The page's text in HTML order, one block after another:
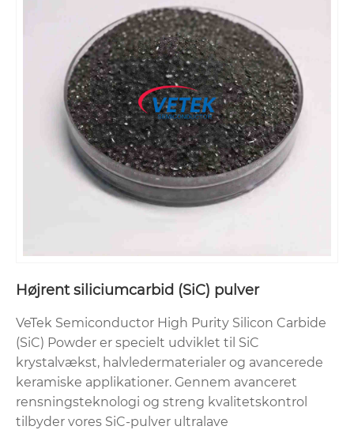
Højrent siliciumcarbid (SiC) pulver
VeTek Semiconductor High Purity Silicon Carbide
(SiC) Powder er specielt udviklet til SiC
krystalvækst, halvledermaterialer og avancerede
keramiske applikationer. Gennem avanceret
rensningsteknologi og streng kvalitetskontrol
tilbyder vores SiC-pulver ultralave